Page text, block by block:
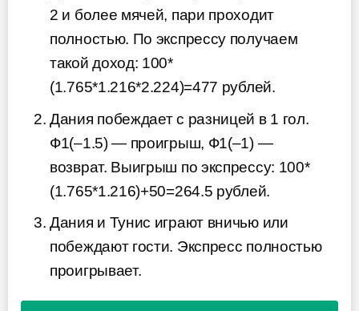
2 и более мячей, пари проходит
полностью. По экспрессу получаем
такой доход: 100*
(1.765*1.216*2.224)=477 рублей.
Дания побеждает с разницей в 1 гол.
Ф1(–1.5) — проигрыш, Ф1(–1) —
возврат. Выигрыш по экспрессу: 100*
(1.765*1.216)+50=264.5 рублей.
Дания и Тунис играют вничью или
побеждают гости. Экспресс полностью
проигрывает.